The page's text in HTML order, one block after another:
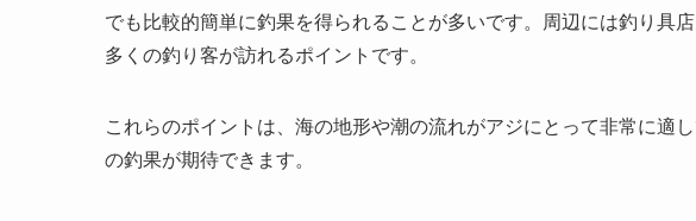
でも比較的簡単に釣果を得られることが多いです。周辺には釣り具
多くの釣り客が訪れるポイントです。
これらのポイントは、海の地形や潮の流れがアジにとって非常に適
の釣果が期待できます。